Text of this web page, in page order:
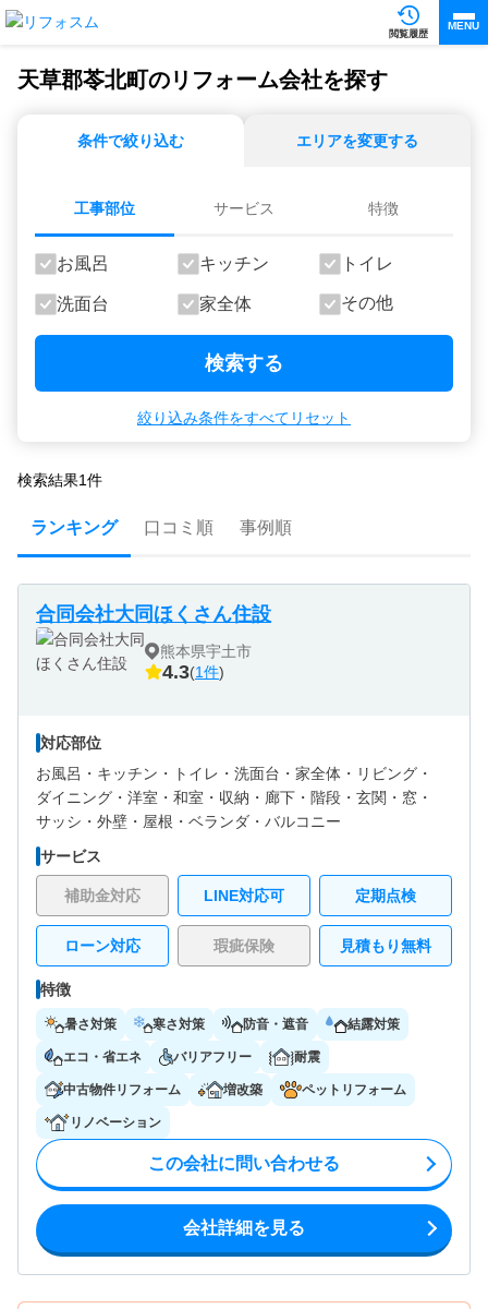
閲覧履歴
MENU
天草郡苓北町のリフォーム会社を探す
条件で絞り込む エリアを変更する
工事部位 サービス 特徴
お風呂 キッチン トイレ
洗面台 家全体 その他
検索する
絞り込み条件をすべてリセット
検索結果1件
ランキング 口コミ順 事例順
合同会社大同ほくさん住設
熊本県宇土市
4.3(1件)
対応部位
お風呂・ キッチン・ トイレ・ 洗面台・ 家全体・ リビング・
ダイニング・ 洋室・ 和室・ 収納・ 廊下・ 階段・ 玄関・ 窓・
サッシ・ 外壁・ 屋根・ ベランダ・バルコニー
サービス
補助金対応 LINE対応可 定期点検
ローン対応 瑕疵保険 見積もり無料
特徴
暑さ対策 寒さ対策 防音・遮音 結露対策
エコ・省エネ バリアフリー 耐震
中古物件リフォーム 増改築 ペットリフォーム
リノベーション
この会社に問い合わせる
会社詳細を見る